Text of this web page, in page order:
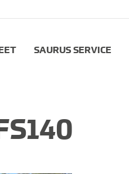
SAURUS SERVICE